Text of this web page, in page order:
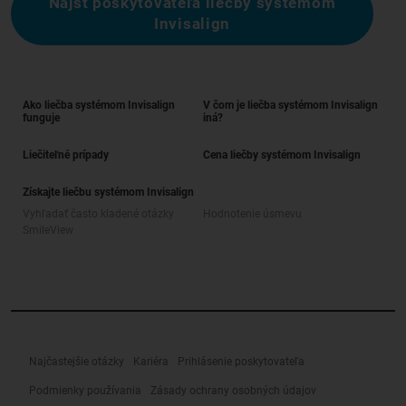
Invisalign
Ako liečba systémom Invisalign
funguje
V čom je liečba systémom Invisalign
iná?
Liečiteľné prípady Cena liečby systémom Invisalign
Získajte liečbu systémom Invisalign
Najčastejšie otázky Kariéra Prihlásenie poskytovateľa
Podmienky používania Zásady ochrany osobných údajov